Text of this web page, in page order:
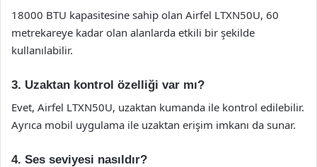
18000 BTU kapasitesine sahip olan Airfel LTXN50U, 60
metrekareye kadar olan alanlarda etkili bir şekilde
kullanılabilir.
3. Uzaktan kontrol özelliği var mı?
Evet, Airfel LTXN50U, uzaktan kumanda ile kontrol edilebilir.
Ayrıca mobil uygulama ile uzaktan erişim imkanı da sunar.
4. Ses seviyesi nasıldır?